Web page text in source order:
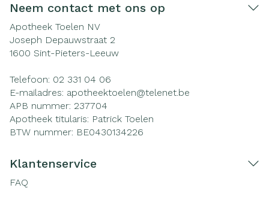
Neem contact met ons op
Apotheek Toelen NV
Joseph Depauwstraat 2
1600 Sint-Pieters-Leeuw
Telefoon: 02 331 04 06
E-mailadres: apotheektoelen@telenet.be
APB nummer: 237704
Apotheek titularis: Patrick Toelen
BTW nummer: BE0430134226
Klantenservice
FAQ